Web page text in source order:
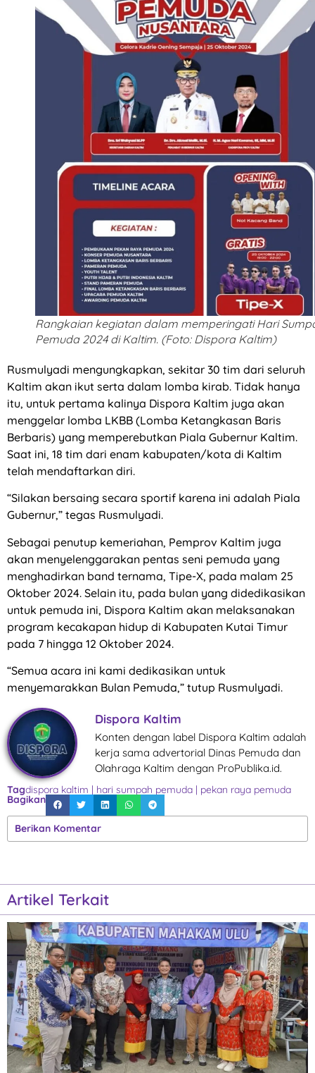
Rangkaian kegiatan dalam memperingati Hari
Pemuda 2024 di Kaltim. (Foto: Dispora Kaltim)
Rusmulyadi mengungkapkan, sekitar 30 tim dari seluruh
Kaltim akan ikut serta dalam lomba kirab. Tidak hanya
itu, untuk pertama kalinya Dispora Kaltim juga akan
menggelar lomba LKBB (Lomba Ketangkasan Baris
Berbaris) yang memperebutkan Piala Gubernur Kaltim.
Saat ini, 18 tim dari enam kabupaten/kota di Kaltim
telah mendaftarkan diri.
“Silakan bersaing secara sportif karena ini adalah Piala
Gubernur,” tegas Rusmulyadi.
Sebagai penutup kemeriahan, Pemprov Kaltim juga
akan menyelenggarakan pentas seni pemuda yang
menghadirkan band ternama, Tipe-X, pada malam 25
Oktober 2024. Selain itu, pada bulan yang didedikasikan
untuk pemuda ini, Dispora Kaltim akan melaksanakan
program kecakapan hidup di Kabupaten Kutai Timur
pada 7 hingga 12 Oktober 2024.
“Semua acara ini kami dedikasikan untuk
menyemarakkan Bulan Pemuda,” tutup Rusmulyadi.
Dispora Kaltim
Konten dengan label Dispora Kaltim adalah
kerja sama advertorial Dinas Pemuda dan
Olahraga Kaltim dengan ProPublika.id.
Tagdispora kaltim | hari sumpah pemuda | pekan raya pemuda
Bagikan
Berikan Komentar
Artikel Terkait